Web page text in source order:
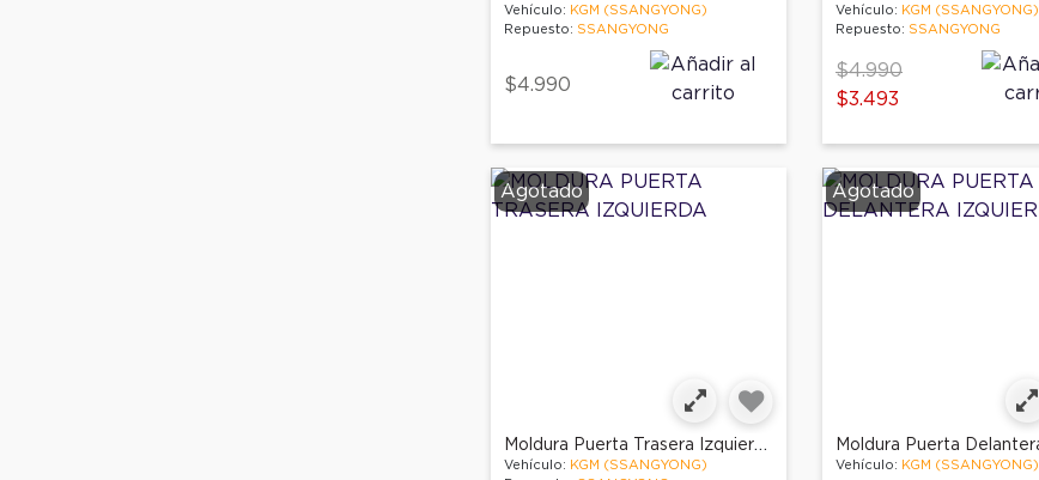
Vehículo: KGM (SSANGYONG)
Repuesto: SSANGYONG
$4.990
Vehículo: KGM (SSANGYONG)
Repuesto: SSANGYONG
Price reduced from
$4.990to
$3.493
Agotado
Moldura Puerta Trasera Izquierda
Vehículo: KGM (SSANGYONG)
Agotado
Vehículo: KGM (SSANGYONG)